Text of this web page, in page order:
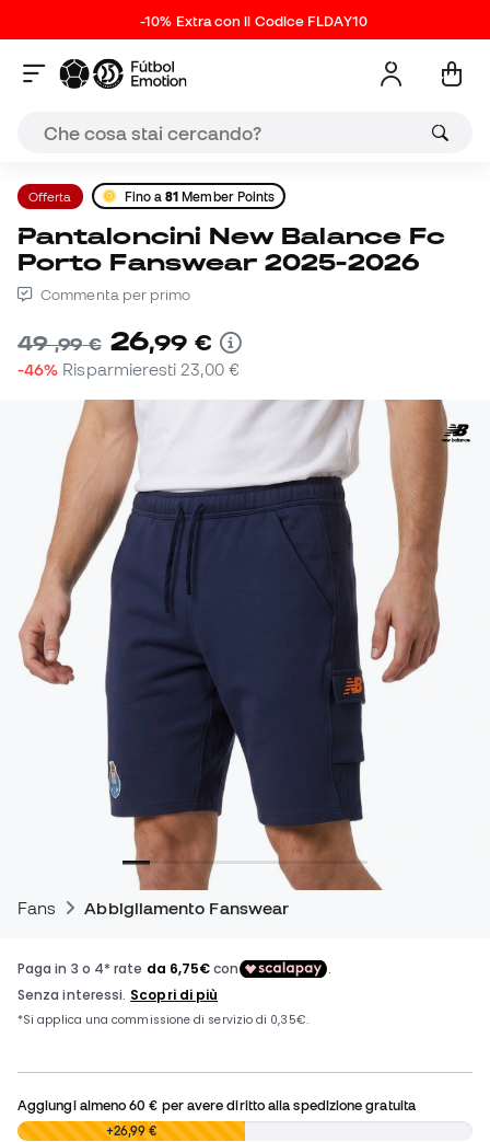
-10% Extra con il Codice FLDAY10
Offerta Fino a81 Member Points
Pantaloncini New Balance Fc
Porto Fanswear 2025-2026
Commenta per primo
49,99 € 26,99 €
-46% Risparmieresti 23,00 €
Fans Abbigliamento Fanswear
Aggiungi almeno60 € per avere diritto alla spedizione gratuita
0,00 € +26,99 €